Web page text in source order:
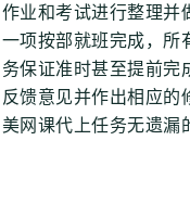
作业和考试进行整理并
一项按部就班完成，所
务保证准时甚至提前完
反馈意见并作出相应的
美网课代上任务无遗漏